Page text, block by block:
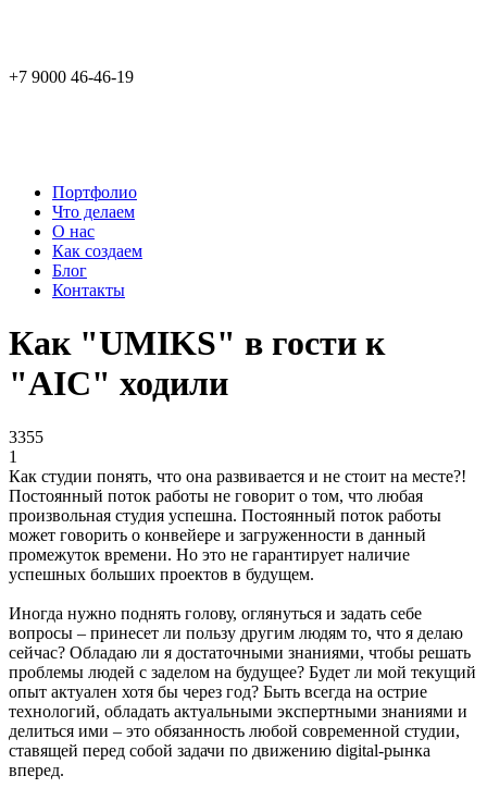
+7 9000 46-46-19
Портфолио
Что делаем
О нас
Как создаем
Блог
Контакты
Как "UMIKS" в гости к
"AIC" ходили
3355
1
Как студии понять, что она развивается и не стоит на месте?!
Постоянный поток работы не говорит о том, что любая
произвольная студия успешна. Постоянный поток работы
может говорить о конвейере и загруженности в данный
промежуток времени. Но это не гарантирует наличие
успешных больших проектов в будущем.
Иногда нужно поднять голову, оглянуться и задать себе
вопросы – принесет ли пользу другим людям то, что я делаю
сейчас? Обладаю ли я достаточными знаниями, чтобы решать
проблемы людей с заделом на будущее? Будет ли мой текущий
опыт актуален хотя бы через год? Быть всегда на острие
технологий, обладать актуальными экспертными знаниями и
делиться ими – это обязанность любой современной студии,
ставящей перед собой задачи по движению digital-рынка
вперед.